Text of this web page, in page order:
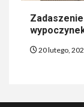
20 lutego,